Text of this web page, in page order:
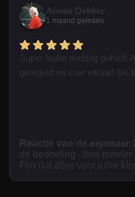
Aimee Dekker
1 maand geleden
Super leuke middag gehad!
geregeld en voor elkaar! De
Reactie van de eigenaar:
de bedoeling - hoe
Fijn dat alles voor jullie